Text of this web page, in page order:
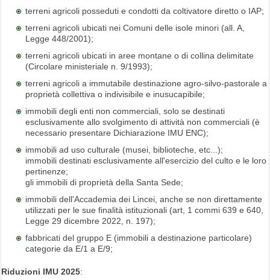
terreni agricoli posseduti e condotti da coltivatore diretto o IAP;
terreni agricoli ubicati nei Comuni delle isole minori (all. A,
Legge 448/2001);
terreni agricoli ubicati in aree montane o di collina delimitate
(Circolare ministeriale n. 9/1993);
terreni agricoli a immutabile destinazione agro-silvo-pastorale a
proprietà collettiva o indivisibile e inusucapibile;
immobili degli enti non commerciali, solo se destinati
esclusivamente allo svolgimento di attività non commerciali (è
necessario presentare Dichiarazione IMU ENC);
immobili ad uso culturale (musei, biblioteche, etc...);
immobili destinati esclusivamente all'esercizio del culto e le loro
pertinenze;
gli immobili di proprietà della Santa Sede;
immobili dell'Accademia dei Lincei, anche se non direttamente
utilizzati per le sue finalità istituzionali (art, 1 commi 639 e 640,
Legge 29 dicembre 2022, n. 197);
fabbricati del gruppo E (immobili a destinazione particolare)
categorie da E/1 a E/9;
Riduzioni IMU 2025: